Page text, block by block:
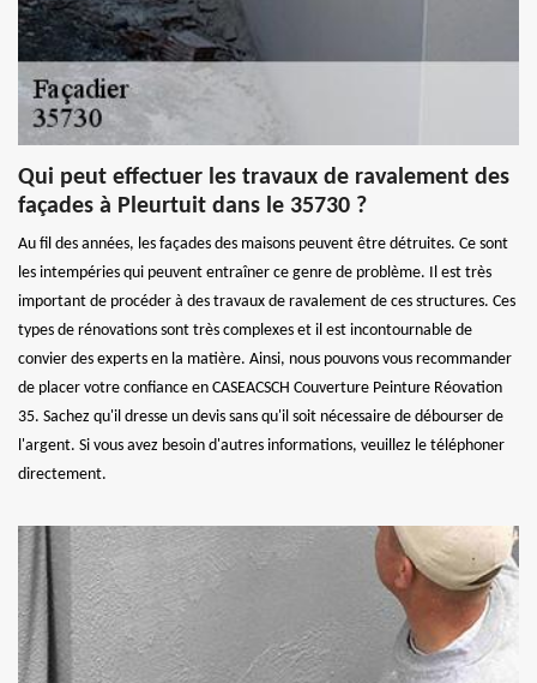
Qui peut effectuer les travaux de ravalement des
façades à Pleurtuit dans le 35730 ?
Au fil des années, les façades des maisons peuvent être détruites. Ce sont
les intempéries qui peuvent entraîner ce genre de problème. Il est très
important de procéder à des travaux de ravalement de ces structures. Ces
types de rénovations sont très complexes et il est incontournable de
convier des experts en la matière. Ainsi, nous pouvons vous recommander
de placer votre confiance en CASEACSCH Couverture Peinture Réovation
35. Sachez qu'il dresse un devis sans qu'il soit nécessaire de débourser de
l'argent. Si vous avez besoin d'autres informations, veuillez le téléphoner
directement.